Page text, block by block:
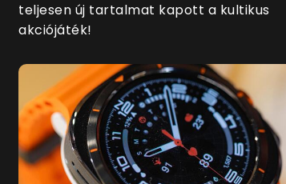
teljesen új tartalmat kapott a kultikus
akciójáték!